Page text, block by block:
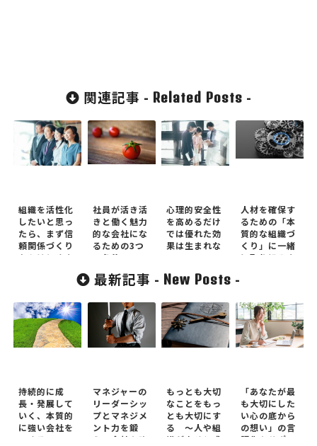
関連記事 - Related Posts -
組織を活性化
したいと思っ
たら、まず信
頼関係づくり
からはじめま
社員が活き活
きと働く魅力
的な会社にな
るための3つ
の条件
心理的安全性
を高めるだけ
では優れた効
果は生まれな
人材を確保す
るための「本
質的な組織づ
くり」に一緒
に取り組みま
最新記事 - New Posts -
持続的に成
長・発展して
いく、本質的
に強い会社を
つくる ～
マネジャーの
リーダーシッ
プとマネジメ
ント力を鍛
え、会社を強
もっとも大切
なことをもっ
とも大切にす
る ～人や組
織が幸せと成
「あなたが最
も大切にした
い心の底から
の想い」の言
語化をサポー